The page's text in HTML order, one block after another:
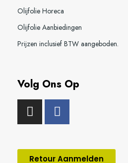
Olijfolie Horeca
Olijfolie Aanbiedingen
Prijzen inclusief BTW aangeboden.
Volg Ons Op
Retour Aanmelden